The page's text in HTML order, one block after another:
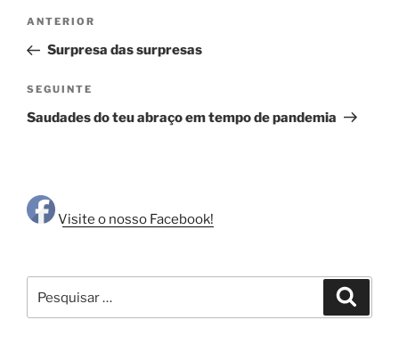
Navegação
artigos
Conteúdo
anterior
ANTERIOR
Surpresa das surpresas
Conteúdo
seguinte
SEGUINTE
Saudades do teu abraço em tempo de pandemia
Visite o nosso Facebook!
por: